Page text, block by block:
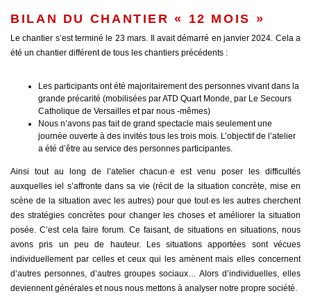
BILAN DU CHANTIER « 12 MOIS »
Le chantier s’est terminé le 23 mars. Il avait démarré en janvier 2024. Cela a
été un chantier différent de tous les chantiers précédents :
Les participants ont été majoritairement des personnes vivant dans la
grande précarité (mobilisées par ATD Quart Monde, par Le Secours
Catholique de Versailles et par nous -mêmes)
Nous n’avons pas fait de grand spectacle mais seulement une
journée ouverte à des invités tous les trois mois. L’objectif de l’atelier
a été d’être au service des personnes participantes.
Ainsi tout au long de l’atelier chacun·e est venu poser les difficultés
auxquelles iel s’affronte dans sa vie (récit de la situation concrète, mise en
scène de la situation avec les autres) pour que tout·es les autres cherchent
des stratégies concrètes pour changer les choses et améliorer la situation
posée. C’est cela faire forum. Ce faisant, de situations en situations, nous
avons pris un peu de hauteur. Les situations apportées sont vécues
individuellement par celles et ceux qui les amènent mais elles concernent
d’autres personnes, d’autres groupes sociaux… Alors d’individuelles, elles
deviennent générales et nous nous mettons à analyser notre propre société.